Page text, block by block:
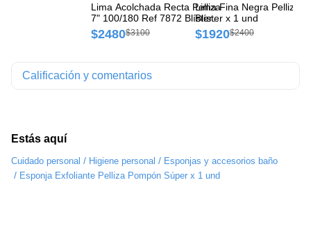
Estás aquí
Cuidado personal / Higiene personal / Esponjas y accesorios baño
/ Esponja Exfoliante Pelliza Pompón Súper x 1 und
Lima Acolchada Recta Pelliza
7" 100/180 Ref 7872 Blíster x
1 und
$2480$3100
Lima Fina Negra Pelliza 7"
Blíster x 1 und
$1920$2400
Calificación y comentarios